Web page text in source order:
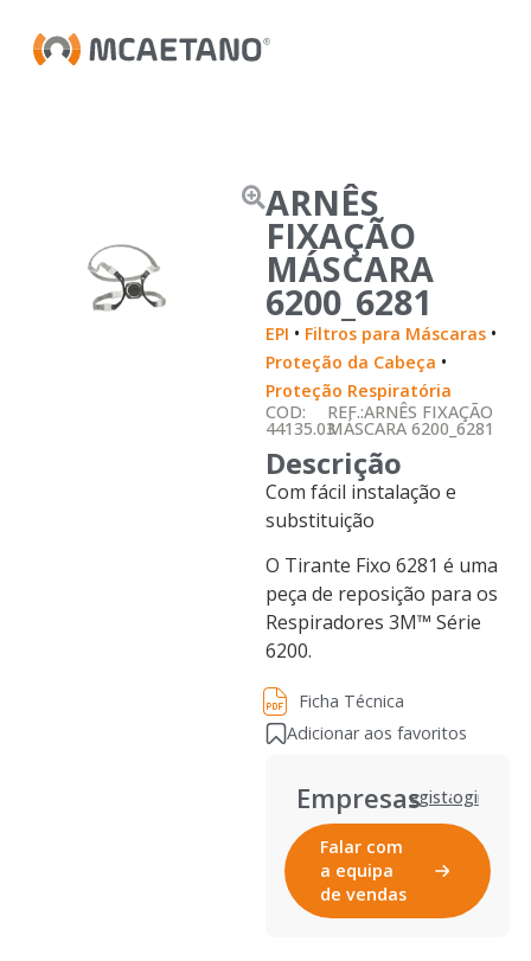
ARNÊS
FIXAÇÃO
MÁSCARA
6200_6281
EPI • Filtros para Máscaras •
Proteção da Cabeça •
Proteção Respiratória
COD:
44135.03
REF.:ARNÊS FIXAÇÃO
MÁSCARA 6200_6281
Descrição
Com fácil instalação e
substituição
O Tirante Fixo 6281 é uma
peça de reposição para os
Respiradores 3M™ Série
6200.
Ficha Técnica
Adicionar aos favoritos
EmpresasRegistarLogin
Falar com
a equipa
de vendas